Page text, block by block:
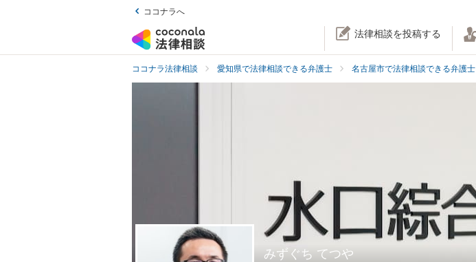
ココナラへ
法律相談を投稿する
ココナラ法律相談 愛知県で法律相談できる弁護士 名古屋市で法律相談できる弁護士
みずぐち てつや